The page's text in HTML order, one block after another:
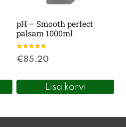
pH – Smooth perfect
palsam 1000ml
Hinnanguga
5.00
€85.20
Lisa korvi